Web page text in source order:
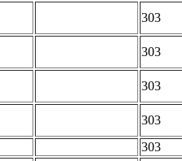
303
303
303
303
303